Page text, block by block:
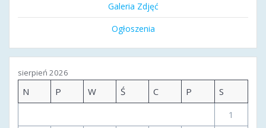
Galeria Zdjęć
Ogłoszenia
sierpień 2026
N P W Ś C P
S
1